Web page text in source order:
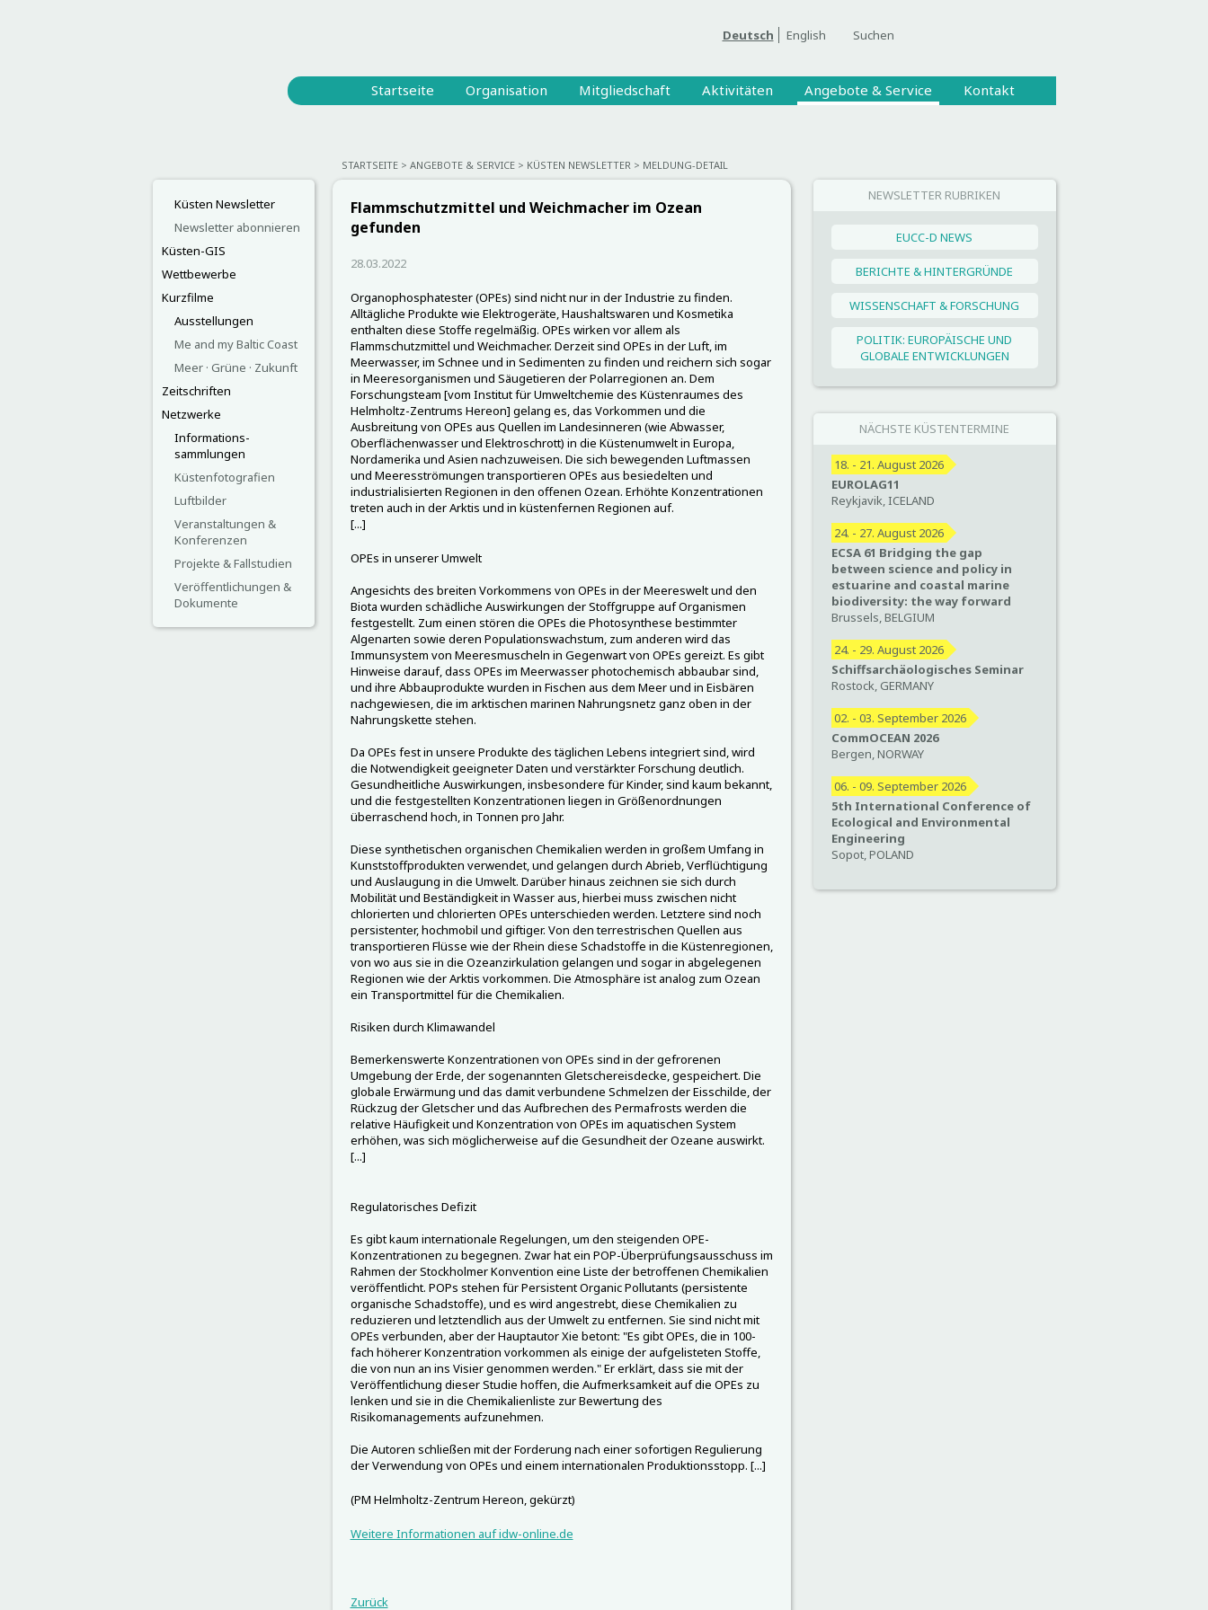
Suchen
Deutsch English
Startseite Organisation Mitgliedschaft Aktivitäten Angebote & Service Kontakt
STARTSEITE ANGEBOTE & SERVICE KÜSTEN NEWSLETTER MELDUNG-DETAIL
Küsten Newsletter
Newsletter abonnieren
Küsten-GIS
Wettbewerbe
Kurzfilme
Ausstellungen
Me and my Baltic Coast
Meer · Grüne · Zukunft
Zeitschriften
Netzwerke
Informations-
sammlungen
Küstenfotografien
Luftbilder
Veranstaltungen &
Konferenzen
Projekte & Fallstudien
Veröffentlichungen &
Dokumente
NEWSLETTER RUBRIKEN
EUCC-D NEWS
BERICHTE & HINTERGRÜNDE
WISSENSCHAFT & FORSCHUNG
POLITIK: EUROPÄISCHE UND
GLOBALE ENTWICKLUNGEN
NÄCHSTE KÜSTENTERMINE
18. - 21. August 2026
EUROLAG11
Reykjavik, ICELAND
24. - 27. August 2026
ECSA 61 Bridging the gap
between science and policy in
estuarine and coastal marine
biodiversity: the way forward
Brussels, BELGIUM
24. - 29. August 2026
Schiffsarchäologisches Seminar
Rostock, GERMANY
02. - 03. September 2026
CommOCEAN 2026
Bergen, NORWAY
06. - 09. September 2026
5th International Conference of
Ecological and Environmental
Engineering
Sopot, POLAND
Flammschutzmittel und Weichmacher im Ozean
gefunden
28.03.2022
Organophosphatester (OPEs) sind nicht nur in der Industrie zu finden.
Alltägliche Produkte wie Elektrogeräte, Haushaltswaren und Kosmetika
enthalten diese Stoffe regelmäßig. OPEs wirken vor allem als
Flammschutzmittel und Weichmacher. Derzeit sind OPEs in der Luft, im
Meerwasser, im Schnee und in Sedimenten zu finden und reichern sich sogar
in Meeresorganismen und Säugetieren der Polarregionen an. Dem
Forschungsteam [vom Institut für Umweltchemie des Küstenraumes des
Helmholtz-Zentrums Hereon] gelang es, das Vorkommen und die
Ausbreitung von OPEs aus Quellen im Landesinneren (wie Abwasser,
Oberflächenwasser und Elektroschrott) in die Küstenumwelt in Europa,
Nordamerika und Asien nachzuweisen. Die sich bewegenden Luftmassen
und Meeresströmungen transportieren OPEs aus besiedelten und
industrialisierten Regionen in den offenen Ozean. Erhöhte Konzentrationen
treten auch in der Arktis und in küstenfernen Regionen auf.
[...]
OPEs in unserer Umwelt
Angesichts des breiten Vorkommens von OPEs in der Meereswelt und den
Biota wurden schädliche Auswirkungen der Stoffgruppe auf Organismen
festgestellt. Zum einen stören die OPEs die Photosynthese bestimmter
Algenarten sowie deren Populationswachstum, zum anderen wird das
Immunsystem von Meeresmuscheln in Gegenwart von OPEs gereizt. Es gibt
Hinweise darauf, dass OPEs im Meerwasser photochemisch abbaubar sind,
und ihre Abbauprodukte wurden in Fischen aus dem Meer und in Eisbären
nachgewiesen, die im arktischen marinen Nahrungsnetz ganz oben in der
Nahrungskette stehen.
Da OPEs fest in unsere Produkte des täglichen Lebens integriert sind, wird
die Notwendigkeit geeigneter Daten und verstärkter Forschung deutlich.
Gesundheitliche Auswirkungen, insbesondere für Kinder, sind kaum bekannt,
und die festgestellten Konzentrationen liegen in Größenordnungen
überraschend hoch, in Tonnen pro Jahr.
Diese synthetischen organischen Chemikalien werden in großem Umfang in
Kunststoffprodukten verwendet, und gelangen durch Abrieb, Verflüchtigung
und Auslaugung in die Umwelt. Darüber hinaus zeichnen sie sich durch
Mobilität und Beständigkeit in Wasser aus, hierbei muss zwischen nicht
chlorierten und chlorierten OPEs unterschieden werden. Letztere sind noch
persistenter, hochmobil und giftiger. Von den terrestrischen Quellen aus
transportieren Flüsse wie der Rhein diese Schadstoffe in die Küstenregionen,
von wo aus sie in die Ozeanzirkulation gelangen und sogar in abgelegenen
Regionen wie der Arktis vorkommen. Die Atmosphäre ist analog zum Ozean
ein Transportmittel für die Chemikalien.
Risiken durch Klimawandel
Bemerkenswerte Konzentrationen von OPEs sind in der gefrorenen
Umgebung der Erde, der sogenannten Gletschereisdecke, gespeichert. Die
globale Erwärmung und das damit verbundene Schmelzen der Eisschilde, der
Rückzug der Gletscher und das Aufbrechen des Permafrosts werden die
relative Häufigkeit und Konzentration von OPEs im aquatischen System
erhöhen, was sich möglicherweise auf die Gesundheit der Ozeane auswirkt.
[...]
Regulatorisches Defizit
Es gibt kaum internationale Regelungen, um den steigenden OPE-
Konzentrationen zu begegnen. Zwar hat ein POP-Überprüfungsausschuss im
Rahmen der Stockholmer Konvention eine Liste der betroffenen Chemikalien
veröffentlicht. POPs stehen für Persistent Organic Pollutants (persistente
organische Schadstoffe), und es wird angestrebt, diese Chemikalien zu
reduzieren und letztendlich aus der Umwelt zu entfernen. Sie sind nicht mit
OPEs verbunden, aber der Hauptautor Xie betont: "Es gibt OPEs, die in 100-
fach höherer Konzentration vorkommen als einige der aufgelisteten Stoffe,
die von nun an ins Visier genommen werden." Er erklärt, dass sie mit der
Veröffentlichung dieser Studie hoffen, die Aufmerksamkeit auf die OPEs zu
lenken und sie in die Chemikalienliste zur Bewertung des
Risikomanagements aufzunehmen.
Die Autoren schließen mit der Forderung nach einer sofortigen Regulierung
der Verwendung von OPEs und einem internationalen Produktionsstopp. [...]
(PM Helmholtz-Zentrum Hereon, gekürzt)
Weitere Informationen auf idw-online.de
Zurück